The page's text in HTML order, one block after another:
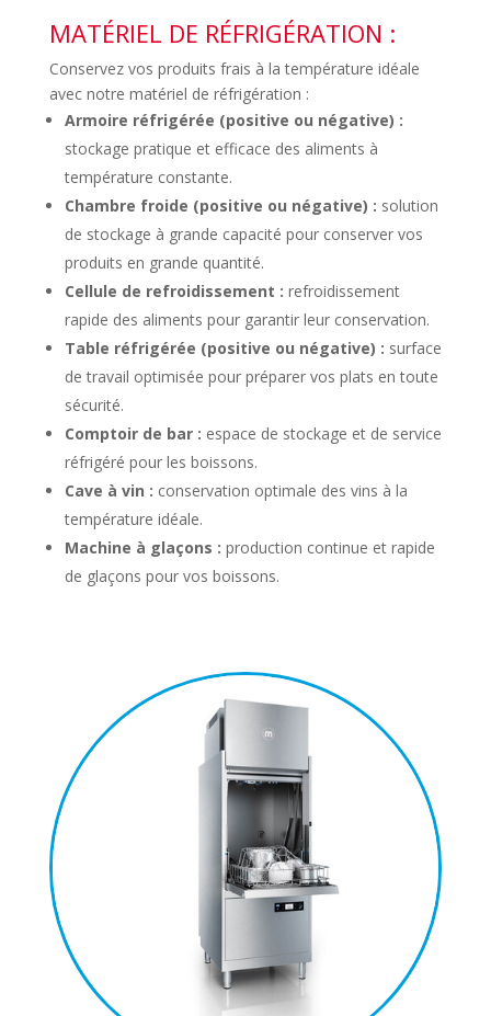
MATÉRIEL DE RÉFRIGÉRATION :
Conservez vos produits frais à la température idéale
avec notre matériel de réfrigération :
Armoire réfrigérée (positive ou négative) :
stockage pratique et efficace des aliments à
température constante.
Chambre froide (positive ou négative) : solution
de stockage à grande capacité pour conserver vos
produits en grande quantité.
Cellule de refroidissement : refroidissement
rapide des aliments pour garantir leur conservation.
Table réfrigérée (positive ou négative) : surface
de travail optimisée pour préparer vos plats en toute
sécurité.
Comptoir de bar : espace de stockage et de service
réfrigéré pour les boissons.
Cave à vin : conservation optimale des vins à la
température idéale.
Machine à glaçons : production continue et rapide
de glaçons pour vos boissons.